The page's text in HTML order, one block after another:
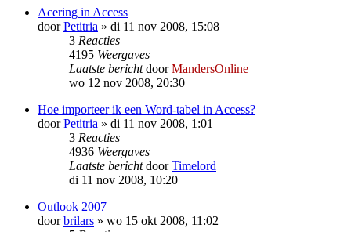
Acering in Access
doorPetitria » di 11 nov 2008, 15:08
3 Reacties
4195 Weergaves
Laatste berichtdoorMandersOnline
wo 12 nov 2008, 20:30
Hoe importeer ik een Word-tabel in Access?
doorPetitria » di 11 nov 2008, 1:01
3 Reacties
4936 Weergaves
Laatste berichtdoorTimelord
di 11 nov 2008, 10:20
Outlook 2007
doorbrilars » wo 15 okt 2008, 11:02